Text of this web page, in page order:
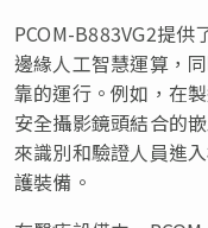
PCOM-B883VG2提供
邊緣人工智慧運算，
靠的運行。例如，在
安全攝影鏡頭結合的
來識別和驗證人員進
護裝備。